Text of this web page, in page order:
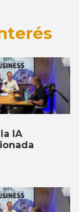
IA